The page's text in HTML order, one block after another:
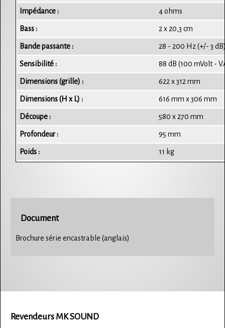
Impédance : 4 ohms
Bass : 2 x 20,3 cm
Bande passante : 28 - 200 Hz (+/- 3
Sensibilité : 88 dB (100 mVolt -
Dimensions (grille) : 622 x 312 mm
Dimensions (H x L) : 616 mm x 306 mm
Découpe : 580 x 270 mm
Profondeur : 95 mm
Poids : 11 kg
Document
Brochure série encastrable (anglais)
Revendeurs MK SOUND